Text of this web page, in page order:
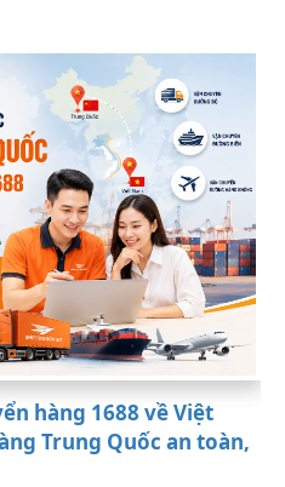
hàng 1688 về Việt
Trung Quốc an toàn,